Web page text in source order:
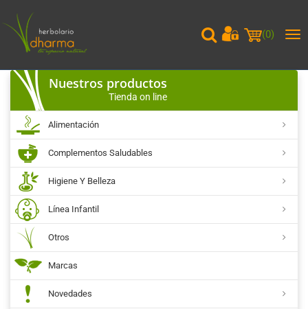
(0)
Nuestros productos
Tienda on line
Alimentación
Complementos Saludables
Higiene Y Belleza
Línea Infantil
Otros
Marcas
Novedades